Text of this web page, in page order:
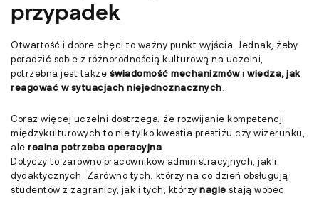
przypadek
Otwartość i dobre chęci to ważny punkt wyjścia. Jednak, żeby
poradzić sobie z różnorodnością kulturową na uczelni,
potrzebna jest także świadomość mechanizmówi wiedza, jak
reagować w sytuacjach niejednoznacznych
Coraz więcej uczelni dostrzega, że rozwijanie kompetencji
międzykulturowych to nie tylko kwestia prestiżu czy wizerunku,
ale realna potrzeba operacyjna
Dotyczy to zarówno pracowników administracyjnych, jak i
dydaktycznych. Zarówno tych, którzy na co dzień obsługują
studentów z zagranicy, jak i tych, którzy nagle stają wobec